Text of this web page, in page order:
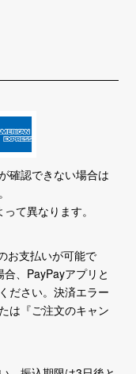
確認できない場合は
て異なります。
お支払いが可能で
、PayPayアプリと
ださい。決済エラー
は『ご注文のキャン